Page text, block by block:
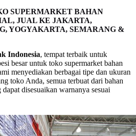
SUPERMARKET BAHAN
JUAL KE JAKARTA,
YOGYAKARTA, SEMARANG &
Indonesia, tempat terbaik untuk
besar untuk toko supermarket bahan
menyediakan berbagai tipe dan ukuran
toko Anda, semua terbuat dari bahan
disesuaikan warnanya sesuai